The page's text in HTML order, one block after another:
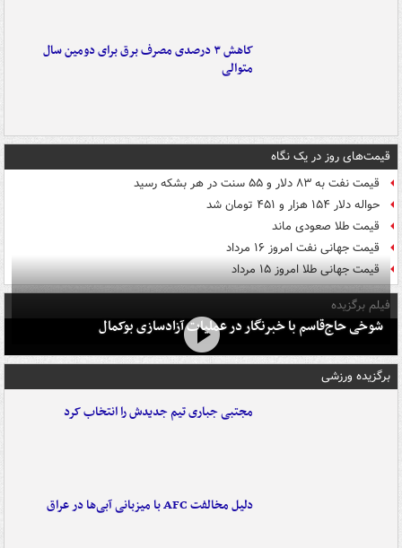
کاهش ۳ درصدی مصرف برق برای دومین سال
متوالی
قیمت‌های روز در یک نگاه
قیمت نفت به ۸۳ دلار و ۵۵ سنت در هر بشکه رسید
حواله دلار ۱۵۴ هزار و ۴۵۱ تومان شد
قیمت طلا صعودی ماند
قیمت جهانی نفت امروز ۱۶ مرداد
قیمت جهانی طلا امروز ۱۵ مرداد
فیلم برگزیده
شوخی حاج‌قاسم با خبرنگار در عملیات آزادسازی بوکمال
برگزیده ورزشی
مجتبی جباری تیم جدیدش را انتخاب کرد
دلیل مخالفت AFC با میزبانی آبی‌ها در عراق